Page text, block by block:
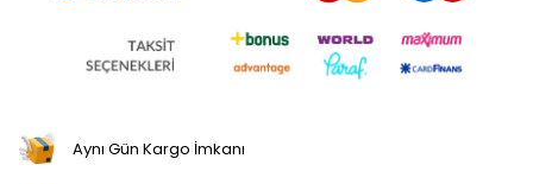
Aynı Gün Kargo İmkanı